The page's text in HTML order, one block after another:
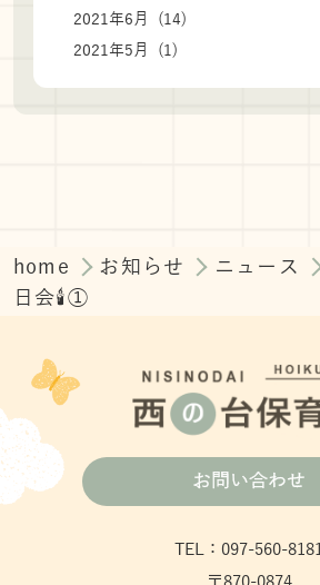
2021年6月 (14)
2021年5月 (1)
home お知らせ ニュース
日会🕯①
お問い合わせ
TEL：097-560-8181
〒870-0874